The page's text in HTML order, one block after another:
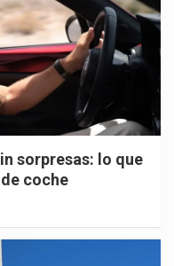
sorpresas: lo que
coche